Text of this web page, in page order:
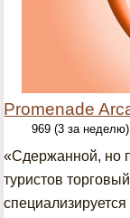
Promenade
969 (3 за неделю)
«Сдержанной, но
туристов